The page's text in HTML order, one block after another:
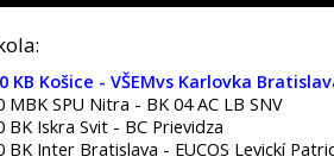
KB Košice - VŠEMvs Karlovka
MBK SPU Nitra - BK 04 AC LB SNV
BK Iskra Svit - BC Prievidza
BK Inter Bratislava - EUCOS Levickí